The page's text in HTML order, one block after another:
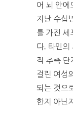
어 뇌 안에
지난 수십
를 가진 세
다. 타인의
직 추측 단
걸린 여성
되는 것으
한지 아닌